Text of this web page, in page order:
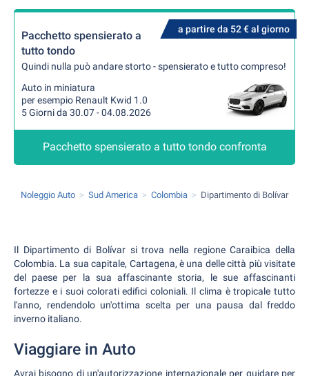
a partire da 52 € al giorno
Pacchetto spensierato a
tutto tondo
Quindi nulla può andare storto - spensierato e tutto compreso!
Auto in miniatura
per esempio Renault Kwid 1.0
5 Giorni da 30.07 - 04.08.2026
Pacchetto spensierato a tutto tondo confronta
Noleggio Auto Sud America Colombia Dipartimento di Bolívar
Il Dipartimento di Bolívar si trova nella regione Caraibica della
Colombia. La sua capitale, Cartagena, è una delle città più visitate
del paese per la sua affascinante storia, le sue affascinanti
fortezze e i suoi colorati edifici coloniali. Il clima è tropicale tutto
l'anno, rendendolo un'ottima scelta per una pausa dal freddo
inverno italiano.
Viaggiare in Auto
Avrai bisogno di un'autorizzazione internazionale per guidare per